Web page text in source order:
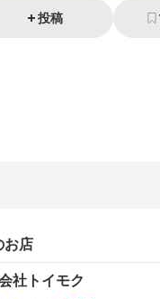
投稿
お店
社トイモク